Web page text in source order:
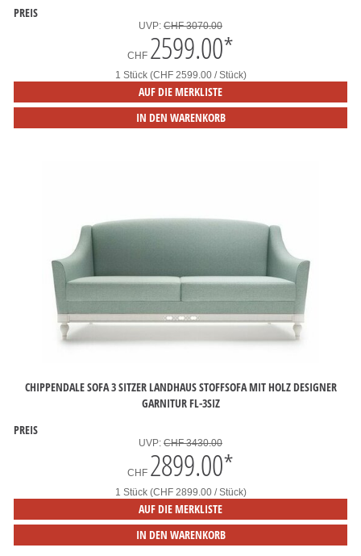
PREIS
UVP: CHF 3070.00
CHF 2599.00*
1 Stück (CHF 2599.00 / Stück)
AUF DIE MERKLISTE
IN DEN WARENKORB
CHIPPENDALE SOFA 3 SITZER LANDHAUS STOFFSOFA MIT HOLZ DESIGNER
GARNITUR FL-3SIZ
PREIS
UVP: CHF 3430.00
CHF 2899.00*
1 Stück (CHF 2899.00 / Stück)
AUF DIE MERKLISTE
IN DEN WARENKORB